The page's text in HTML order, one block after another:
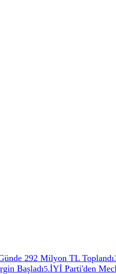
292 Milyon TL Toplandı
Başladı5.İYİ Parti'den